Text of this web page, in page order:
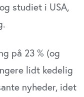
studiet i USA,
på 23 % (og
lidt kedelig
nyheder, idet